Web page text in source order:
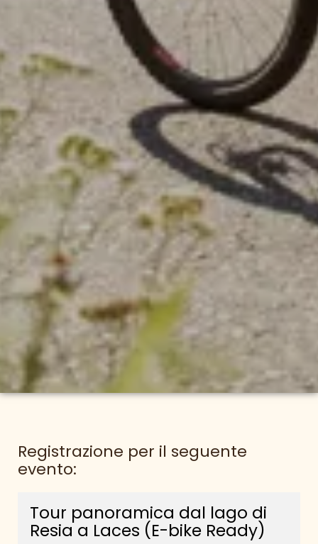
Registrazione per il seguente
evento:
Tour panoramica dal lago di
Resia a Laces (E-bike Ready)